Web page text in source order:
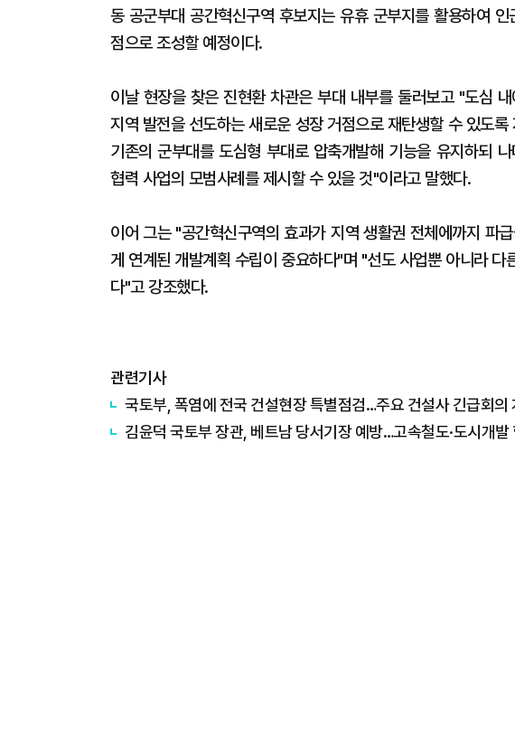
동 공군부대 공간혁신구역 후보지는 유휴 군부지를 활용하여
점으로 조성할 예정이다.
이날 현장을 찾은 진현환 차관은 부대 내부를 둘러보고 "도심
지역 발전을 선도하는 새로운 성장 거점으로 재탄생할 수 있도
기존의 군부대를 도심형 부대로 압축개발해 기능을 유지하되
협력 사업의 모범사례를 제시할 수 있을 것"이라고 말했다.
이어 그는 "공간혁신구역의 효과가 지역 생활권 전체에까지 파
게 연계된 개발계획 수립이 중요하다"며 "선도 사업뿐 아니라
다"고 강조했다.
관련기사
국토부, 폭염에 전국 건설현장 특별점검…주요 건설사 긴급회의
김윤덕 국토부 장관, 베트남 당서기장 예방…고속철도·도시개발